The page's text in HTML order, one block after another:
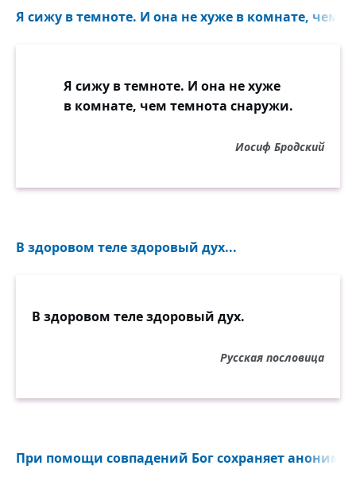
Я сижу в темноте. И она не хуже в комнате, чем
Я сижу в темноте. И она не хуже
в комнате, чем темнота снаружи.
Иосиф Бродский
В здоровом теле здоровый дух...
В здоровом теле здоровый дух.
Русская пословица
При помощи совпадений Бог сохраняет